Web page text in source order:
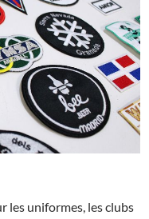
les uniformes, les clubs